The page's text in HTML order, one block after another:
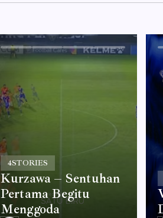
4STORIES
Kurzawa – Sentuhan
Pertama Begitu
Menggoda